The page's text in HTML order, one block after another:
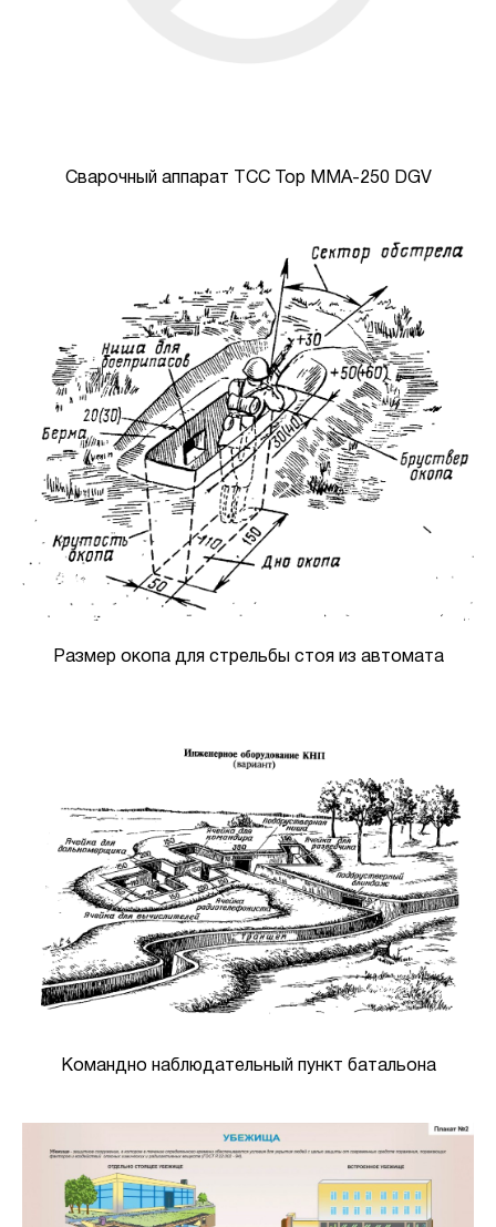
Сварочный аппарат ТСС Top MMA-250 DGV
Размер окопа для стрельбы стоя из автомата
Командно наблюдательный пункт батальона